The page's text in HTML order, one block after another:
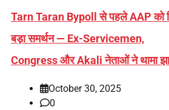
Tarn Taran Bypoll से पहले AAP को
बड़ा समर्थन — Ex-Servicemen,
Congress और Akali नेताओं ने थामा
October 30, 2025
0